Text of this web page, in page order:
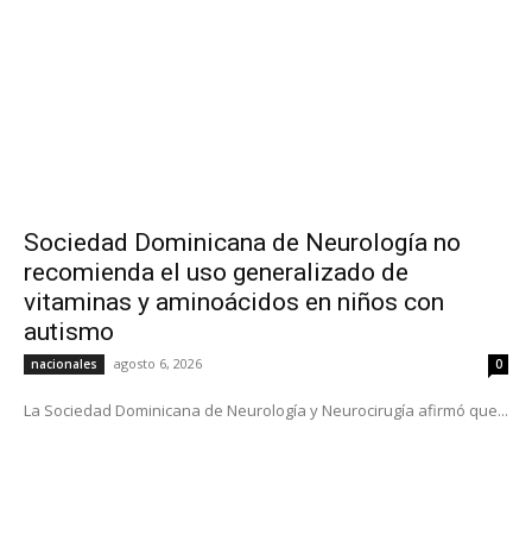
Sociedad Dominicana de Neurología no
recomienda el uso generalizado de
vitaminas y aminoácidos en niños con
autismo
nacionales agosto 6, 2026 0
La Sociedad Dominicana de Neurología y Neurocirugía afirmó que...